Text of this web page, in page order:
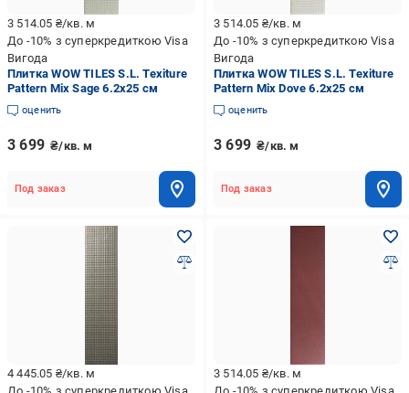
3 514.05 ₴/кв. м
До -10% з суперкредиткою Visa
Вигода
Плитка WOW TILES S.L. Texiture
Pattern Mix Sage 6.2x25 см
оценить
3 699 ₴/кв. м
Под заказ
3 514.05 ₴/кв. м
До -10% з суперкредиткою Visa
Вигода
Плитка WOW TILES S.L. Texiture
Pattern Mix Dove 6.2x25 см
оценить
3 699 ₴/кв. м
Под заказ
4 445.05 ₴/кв. м
3 514.05 ₴/кв. м